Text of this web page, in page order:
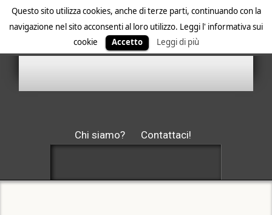
Questo sito utilizza cookies, anche di terze parti, continuando con la
navigazione nel sito acconsenti al loro utilizzo. Leggi l' informativa sui
cookie
Accetto Leggi di più
Chi siamo? Contattaci!